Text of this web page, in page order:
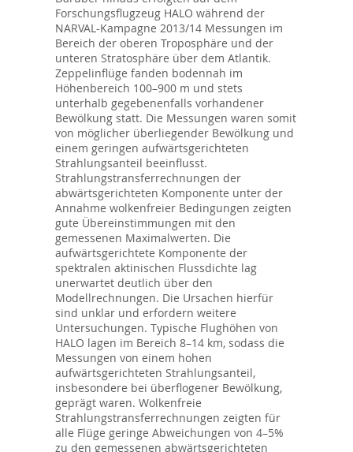
Forschungsflugzeug HALO während der
NARVAL-Kampagne 2013/14 Messungen im
Bereich der oberen Troposphäre und der
unteren Stratosphäre über dem Atlantik.
Zeppelinflüge fanden bodennah im
Höhenbereich 100–900 m und stets
unterhalb gegebenenfalls vorhandener
Bewölkung statt. Die Messungen waren somit
von möglicher überliegender Bewölkung und
einem geringen aufwärtsgerichteten
Strahlungsanteil beeinflusst.
Strahlungstransferrechnungen der
abwärtsgerichteten Komponente unter der
Annahme wolkenfreier Bedingungen zeigten
gute Übereinstimmungen mit den
gemessenen Maximalwerten. Die
aufwärtsgerichtete Komponente der
spektralen aktinischen Flussdichte lag
unerwartet deutlich über den
Modellrechnungen. Die Ursachen hierfür
sind unklar und erfordern weitere
Untersuchungen. Typische Flughöhen von
HALO lagen im Bereich 8–14 km, sodass die
Messungen von einem hohen
aufwärtsgerichteten Strahlungsanteil,
insbesondere bei überflogener Bewölkung,
geprägt waren. Wolkenfreie
Strahlungstransferrechnungen zeigten für
alle Flüge geringe Abweichungen von 4–5%
zu den gemessenen abwärtsgerichteten